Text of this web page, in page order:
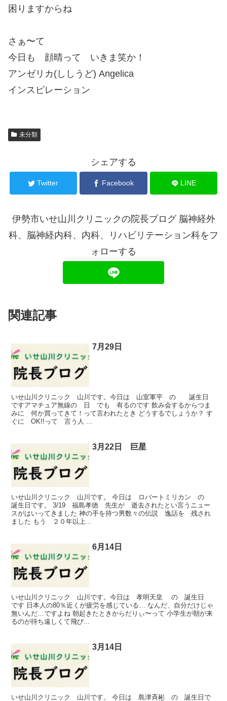
困りますからね
さぁ〜て
今日も 顔晴って いきま笑か！
アンゼリカ(ししうど) Angelica
インスピレーション
未分類
シェアする
Twitter Facebook LINE
伊勢市いせ山川クリニックの院長ブログ 脳神経外
科、脳神経内科、内科、リハビリテーション科をフ
ォローする
関連記事
7月29日
いせ山川クリニック 山川です。今日は 山室軍平 の 誕生日
ですアマチュア無線の 日 でも 有るのです 飲み会するからつま
みに 何か買ってきて！って言われたとき どうするでしょうか？ す
ぐに OK!!って 言う人 ...
3月22日 巨星
いせ山川クリニック 山川です。 今日は ロバートミリカン の
誕生日です。 3/19 福島孝徳 先生が 逝去されたとい言うニュー
スがはいってきました 神の手を持つ男数々の伝説 逸話を 残され
ました もう ２０年以上...
6月14日
いせ山川クリニック 山川です。今日は 孝明天皇 の 誕生日
です 日本人の80％近くが疲労を感じている… なんだ、自分だけじゃ
無いんだ…ですよね 朝起きたときからだりぃ〜って 小学生が朝が来
るのが待ち遠しくて飛び...
3月14日
いせ山川クリニック 山川です。 今日は 島津斉彬 の 誕生日で